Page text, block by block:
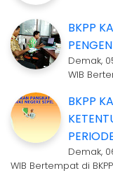
BKPP
Demak,
WIB
BKPP
Demak,
WIB Bertempat di